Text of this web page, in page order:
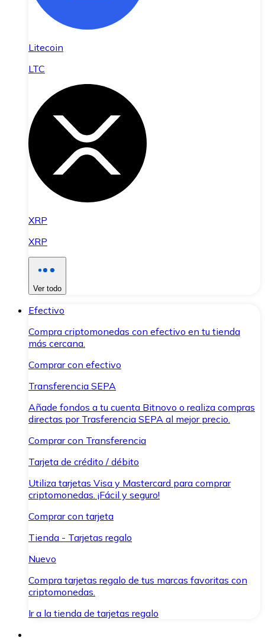
Litecoin
LTC
XRP
XRP
Ver todo
Efectivo
Compra criptomonedas con efectivo en tu tienda
más cercana.
Comprar con efectivo
Transferencia SEPA
Añade fondos a tu cuenta Bitnovo o realiza compras
directas por Trasferencia SEPA al mejor precio.
Comprar con Transferencia
Tarjeta de crédito / débito
Utiliza tarjetas Visa y Mastercard para comprar
criptomonedas. ¡Fácil y seguro!
Comprar con tarjeta
Tienda - Tarjetas regalo
Nuevo
Compra tarjetas regalo de tus marcas favoritas con
criptomonedas.
Ir a la tienda de tarjetas regalo